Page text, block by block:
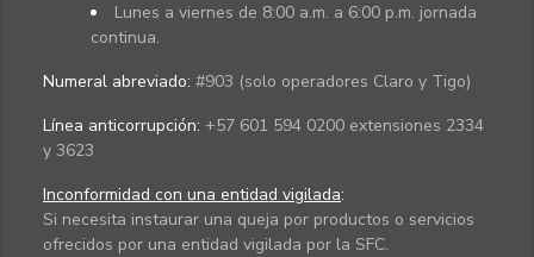
Lunes a viernes de 8:00 a.m. a 6:00 p.m. jornada
continua.
Numeral abreviado: #903 (solo operadores Claro y Tigo)
Línea anticorrupción: +57 601 594 0200 extensiones 2334
y 3623
Inconformidad con una entidad vigilada:
Si necesita instaurar una queja por productos o servicios
ofrecidos por una entidad vigilada por la SFC.